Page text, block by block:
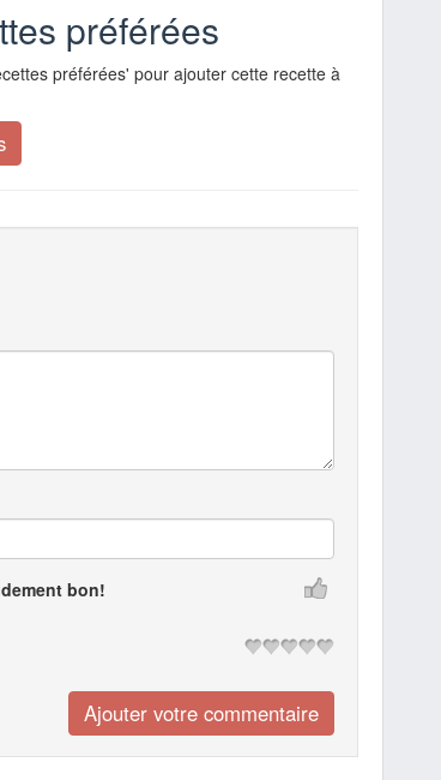
préférées
préférées' pour ajouter cette recette à
bon!